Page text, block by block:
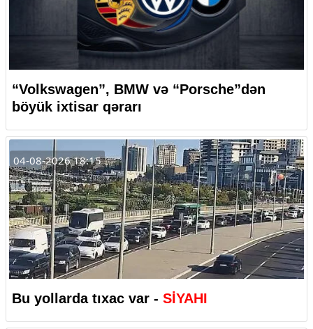
“Volkswagen”, BMW və “Porsche”dən
böyük ixtisar qərarı
04-08-2026 18:15
Bu yollarda tıxac var - SİYAHI